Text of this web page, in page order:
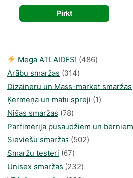
price
was:
price
is:
Pirkt
Mega ATLAIDES! 486486
Arābu smaržas 314314
produkti
Dizaineru un Mass-market smaržas
Ķermeņa un matu spreji 11
Nišas smaržas 7878
produkts
Parfimērija pusaudžiem un bērniem
Sieviešu smaržas 502502
Smaržu testeri 6767
produkts
Unisex smaržas 232232